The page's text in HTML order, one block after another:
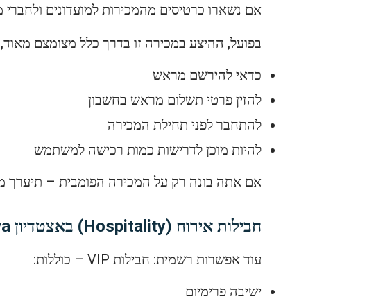
אם נשארו כרטיסים מהמכירות למועדונים
בפועל, ההיצע במכירה זו בדרך כלל מצומצם
כדאי להירשם מראש
להזין פרטי תשלום מראש בחשבון
להתחבר לפני תחילת המכירה
להיות מוכן לדרישות כמות רכישה למשתמש
אם אתה בונה רק על המכירה הפומבית – תיערך
חבילות אירוח (Hospitality) באצטדיון Aviva
עוד אפשרות רשמית: חבילות VIP – כוללות:
ישיבה פרימיום